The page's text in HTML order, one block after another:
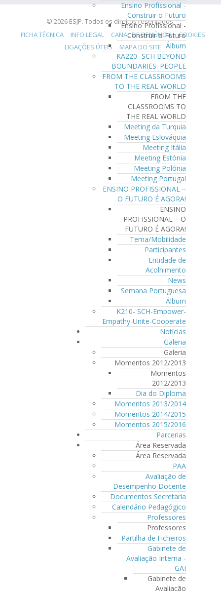
Ensino Profissional -
Construir o Futuro
Ensino Profissional -
Construir o Futuro
Álbum
KA220- SCH BEYOND
BOUNDARIES: PEOPLE
FROM THE CLASSROOMS
TO THE REAL WORLD
FROM THE
CLASSROOMS TO
THE REAL WORLD
Meeting da Turquia
Meeting Eslováquia
Meeting Itália
Meeting Estónia
Meeting Polónia
Meeting Portugal
ENSINO PROFISSIONAL –
O FUTURO É AGORA!
ENSINO
PROFISSIONAL – O
FUTURO É AGORA!
Tema/Mobilidade
Participantes
Entidade de
Acolhimento
News
Semana Portuguesa
Álbum
K210- SCH-Empower-
Empathy-Unite-Cooperate
Notícias
Galeria
Galeria
Momentos 2012/2013
Momentos
2012/2013
Dia do Diploma
Momentos 2013/2014
Momentos 2014/2015
Momentos 2015/2016
Parcerias
Área Reservada
Área Reservada
PAA
Avaliação de
Desempenho Docente
Documentos Secretaria
Calendário Pedagógico
Professores
Professores
Partilha de Ficheiros
Gabinete de
Avaliação Interna -
GAI
Gabinete de
Avaliação
© 2026 ESJP. Todos os direitos reservados.
FICHA TÉCNICA
INFO LEGAL CANAL DE DENÚNCIA
COOKIES
LIGAÇÕES ÚTEIS
MAPA DO SITE